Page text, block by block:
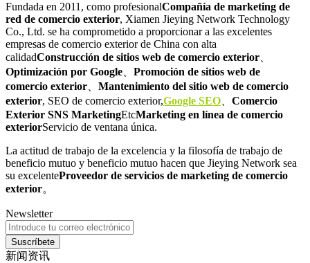
Fundada en 2011, como profesionalCompañía de marketing de
red de comercio exterior, Xiamen Jieying Network Technology
Co., Ltd. se ha comprometido a proporcionar a las excelentes
empresas de comercio exterior de China con alta
calidadConstrucción de sitios web de comercio exterior
Optimización por Google
Promoción de sitios web de
comercio exterior
Mantenimiento del sitio web de comercio
exterior, SEO de comercio exterior,Google SEO
Comercio
Exterior SNS MarketingEtcMarketing en línea de comercio
exteriorServicio de ventana única.
La actitud de trabajo de la excelencia y la filosofía de trabajo de
beneficio mutuo y beneficio mutuo hacen que Jieying Network sea
su excelenteProveedor de servicios de marketing de comercio
exterior。
Newsletter
Suscríbete
新闻资讯